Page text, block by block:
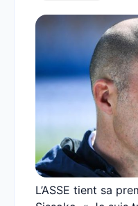
L’ASSE tient sa